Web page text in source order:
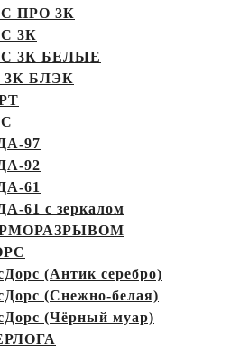
ПРО 3К
3К
3К БЕЛЫЕ
3К БЛЭК
97
92
61
61 с зеркалом
(Антик серебро)
(Снежно-белая)
(Чёрный муар)